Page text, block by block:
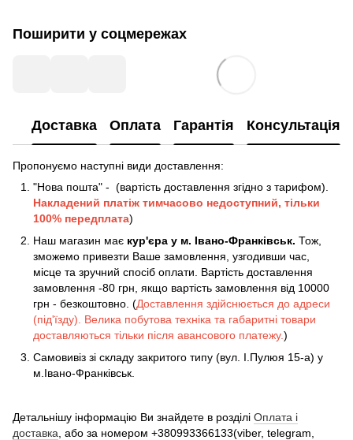
Поширити у соцмережах
Доставка Оплата Гарантія Консультація
Пропонуємо наступні види доставлення:
"Нова пошта" - (вартість доставлення згідно з тарифом).
Накладений платіж тимчасово недоступний, тільки
100% передплата)
Наш магазин має кур'єра у м. Івано-Франківськ. Тож,
зможемо привезти Ваше замовлення, узгодивши час,
місце та зручний спосіб оплати. Вартість доставлення
замовлення -80 грн, якщо вартість замовлення від 10000
грн - безкоштовно. (Доставлення здійснюється до адреси
(під'їзду). Велика побутова техніка та габаритні товари
доставляються тільки після авансового платежу.)
Самовивіз зі складу закритого типу (вул. І.Пулюя 15-а) у
м.Івано-Франківськ.
Детальнішу інформацію Ви знайдете в розділі Оплата і
доставка , або за номером +380993366133(viber, telegram,